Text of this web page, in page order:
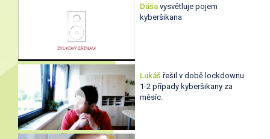
Dáša vysvětluje pojem
kyberšikana
Lukáš řešil v době lockdownu
1-2 případy kyberšikany za
měsíc.